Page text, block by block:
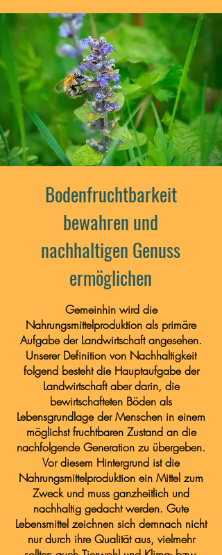
Bodenfruchtbarkeit
bewahren und
nachhaltigen Genuss
ermöglichen
Gemeinhin wird die
Nahrungsmittelproduktion als primäre
Aufgabe der Landwirtschaft angesehen.
Unserer Definition von Nachhaltigkeit
folgend besteht die Hauptaufgabe der
Landwirtschaft aber darin, die
bewirtschafteten Böden als
Lebensgrundlage der Menschen in einem
möglichst fruchtbaren Zustand an die
nachfolgende Generation zu übergeben.
Vor diesem Hintergrund ist die
Nahrungsmittelproduktion ein Mittel zum
Zweck und muss ganzheitlich und
nachhaltig gedacht werden. Gute
Lebensmittel zeichnen sich demnach nicht
nur durch ihre Qualität aus, vielmehr